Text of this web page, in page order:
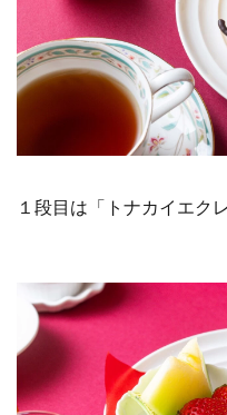
１段目は「トナカイエク